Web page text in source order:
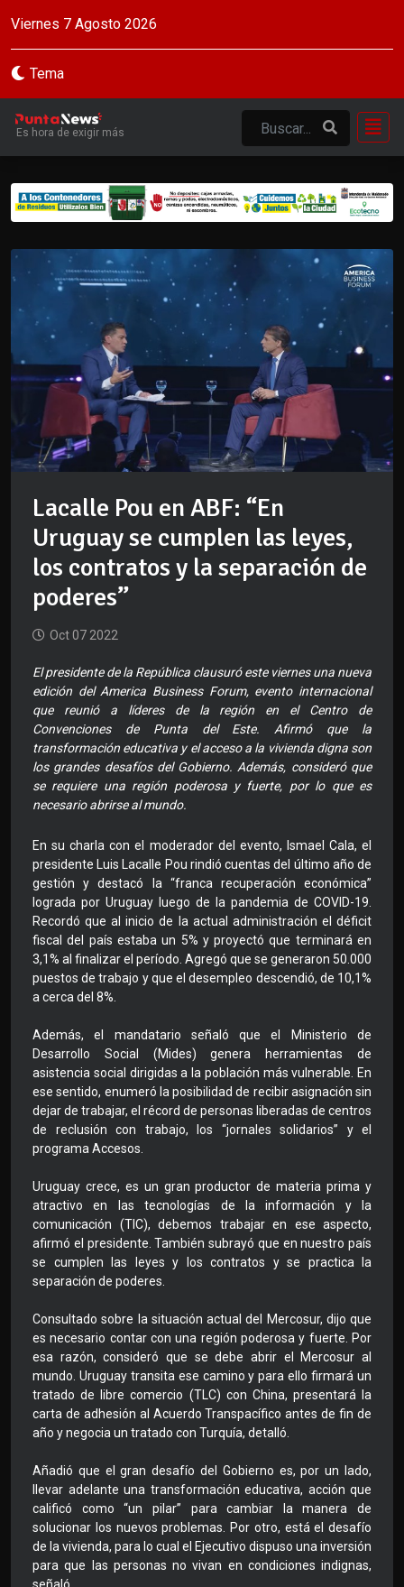
Viernes 7 Agosto 2026
Tema
Es hora de exigir más
Lacalle Pou en ABF: “En
Uruguay se cumplen las leyes,
los contratos y la separación de
poderes”
Oct 07 2022
El presidente de la República clausuró este viernes una nueva
edición del America Business Forum, evento internacional
que reunió a líderes de la región en el Centro de
Convenciones de Punta del Este. Afirmó que la
transformación educativa y el acceso a la vivienda digna son
los grandes desafíos del Gobierno. Además, consideró que
se requiere una región poderosa y fuerte, por lo que es
necesario abrirse al mundo.
En su charla con el moderador del evento, Ismael Cala, el
presidente Luis Lacalle Pou rindió cuentas del último año de
gestión y destacó la “franca recuperación económica”
lograda por Uruguay luego de la pandemia de COVID-19.
Recordó que al inicio de la actual administración el déficit
fiscal del país estaba un 5% y proyectó que terminará en
3,1% al finalizar el período. Agregó que se generaron 50.000
puestos de trabajo y que el desempleo descendió, de 10,1%
a cerca del 8%.
Además, el mandatario señaló que el Ministerio de
Desarrollo Social (Mides) genera herramientas de
asistencia social dirigidas a la población más vulnerable. En
ese sentido, enumeró la posibilidad de recibir asignación sin
dejar de trabajar, el récord de personas liberadas de centros
de reclusión con trabajo, los “jornales solidarios” y el
programa Accesos.
Uruguay crece, es un gran productor de materia prima y
atractivo en las tecnologías de la información y la
comunicación (TIC), debemos trabajar en ese aspecto,
afirmó el presidente. También subrayó que en nuestro país
se cumplen las leyes y los contratos y se practica la
separación de poderes.
Consultado sobre la situación actual del Mercosur, dijo que
es necesario contar con una región poderosa y fuerte. Por
esa razón, consideró que se debe abrir el Mercosur al
mundo. Uruguay transita ese camino y para ello firmará un
tratado de libre comercio (TLC) con China, presentará la
carta de adhesión al Acuerdo Transpacífico antes de fin de
año y negocia un tratado con Turquía, detalló.
Añadió que el gran desafío del Gobierno es, por un lado,
llevar adelante una transformación educativa, acción que
calificó como “un pilar” para cambiar la manera de
solucionar los nuevos problemas. Por otro, está el desafío
de la vivienda, para lo cual el Ejecutivo dispuso una inversión
para que las personas no vivan en condiciones indignas,